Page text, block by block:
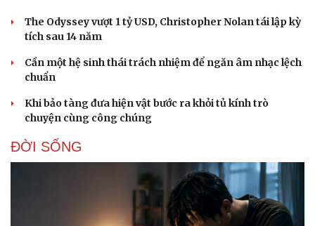
The Odyssey vượt 1 tỷ USD, Christopher Nolan tái lập kỳ
tích sau 14 năm
Cần một hệ sinh thái trách nhiệm để ngăn âm nhạc lệch
chuẩn
Khi bảo tàng đưa hiện vật bước ra khỏi tủ kính trò
chuyện cùng công chúng
ĐỜI SỐNG